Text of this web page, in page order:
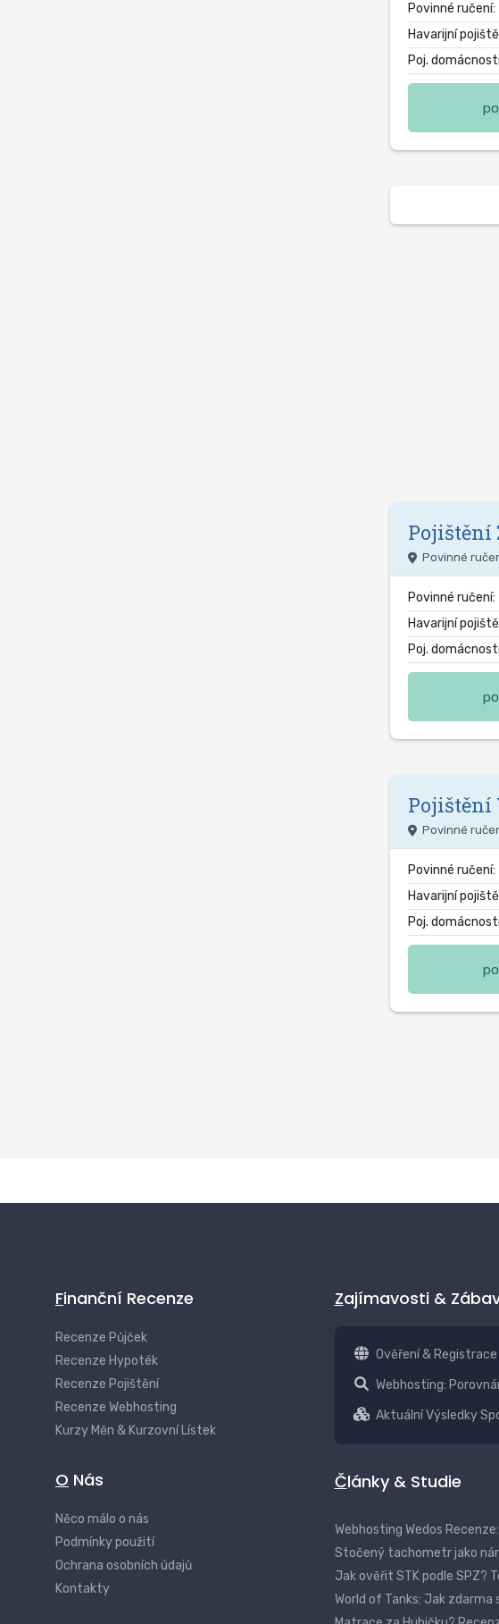
Povinné ručení:
Havarijní
Poj.
Pojištění
Povinné
Povinné ručení:
Havarijní
Poj.
Pojištění
Povinné
Povinné ručení:
Havarijní
Poj.
Finanční Recenze
Recenze Půjček
Recenze Hypoték
Recenze Pojištění
Recenze Webhosting
Kurzy Měn & Kurzovní Lístek
O Nás
Něco málo o nás
Podmínky použití
Ochrana osobních údajů
Kontakty
Zajímavosti &
Ověření &
Webhosting:
Aktuální Výsledky
Články & Studie
Webhosting Wedos
Stočený tachometr jako
Jak ověřit STK podle SPZ?
World of Tanks: Jak